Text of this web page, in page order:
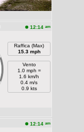
12:14 am
Raffica (Max)
15.3 mph
Vento
1.0 mph =
1.6 km/h
0.4 m/s
0.9 kts
12:14 am